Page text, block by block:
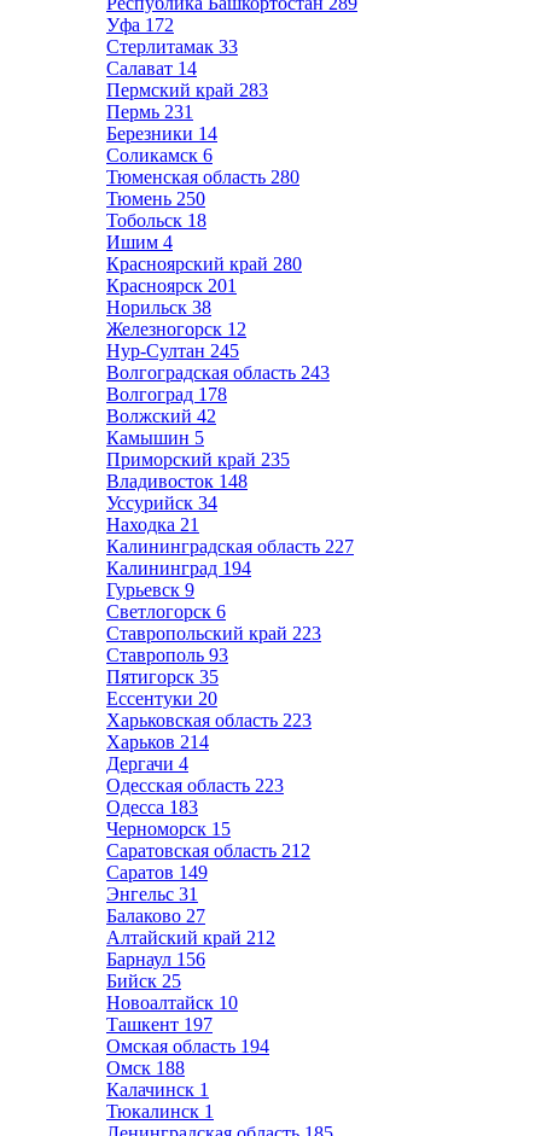
Уфа 172
Стерлитамак 33
Салават 14
Пермский край 283
Пермь 231
Березники 14
Соликамск 6
Тюменская область 280
Тюмень 250
Тобольск 18
Ишим 4
Красноярский край 280
Красноярск 201
Норильск 38
Железногорск 12
Нур-Султан 245
Волгоградская область 243
Волгоград 178
Волжский 42
Камышин 5
Приморский край 235
Владивосток 148
Уссурийск 34
Находка 21
Калининградская область 227
Калининград 194
Гурьевск 9
Светлогорск 6
Ставропольский край 223
Ставрополь 93
Пятигорск 35
Ессентуки 20
Харьковская область 223
Харьков 214
Дергачи 4
Одесская область 223
Одесса 183
Черноморск 15
Саратовская область 212
Саратов 149
Энгельс 31
Балаково 27
Алтайский край 212
Барнаул 156
Бийск 25
Новоалтайск 10
Ташкент 197
Омская область 194
Омск 188
Калачинск 1
Тюкалинск 1